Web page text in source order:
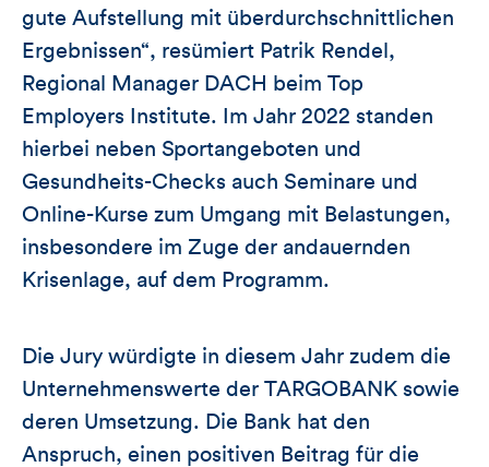
gute Aufstellung mit überdurchschnittlichen
Ergebnissen“, resümiert Patrik Rendel,
Regional Manager DACH beim Top
Employers Institute. Im Jahr 2022 standen
hierbei neben Sportangeboten und
Gesundheits-Checks auch Seminare und
Online-Kurse zum Umgang mit Belastungen,
insbesondere im Zuge der andauernden
Krisenlage, auf dem Programm.
Die Jury würdigte in diesem Jahr zudem die
Unternehmenswerte der TARGOBANK sowie
deren Umsetzung. Die Bank hat den
Anspruch, einen positiven Beitrag für die